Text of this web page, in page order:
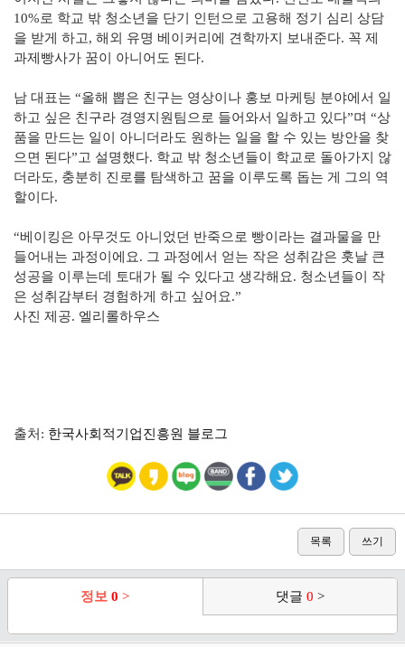
10%로 학교 밖 청소년을 단기 인턴으로 고용해 정기 심리 상담
을 받게 하고, 해외 유명 베이커리에 견학까지 보내준다. 꼭 제
과제빵사가 꿈이 아니어도 된다.
남 대표는 “올해 뽑은 친구는 영상이나 홍보 마케팅 분야에서 일
하고 싶은 친구라 경영지원팀으로 들어와서 일하고 있다”며 “상
품을 만드는 일이 아니더라도 원하는 일을 할 수 있는 방안을 찾
으면 된다”고 설명했다. 학교 밖 청소년들이 학교로 돌아가지 않
더라도, 충분히 진로를 탐색하고 꿈을 이루도록 돕는 게 그의 역
할이다.
“베이킹은 아무것도 아니었던 반죽으로 빵이라는 결과물을 만
들어내는 과정이에요. 그 과정에서 얻는 작은 성취감은 훗날 큰
성공을 이루는데 토대가 될 수 있다고 생각해요. 청소년들이 작
은 성취감부터 경험하게 하고 싶어요.”
사진 제공. 엘리롤하우스
출처: 한국사회적기업진흥원 블로그
목록 쓰기
정보 0 > 댓글 0 >